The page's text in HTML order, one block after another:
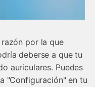
razón por la que
deberse a que tu
auriculares. Puedes
"Configuración" en tu